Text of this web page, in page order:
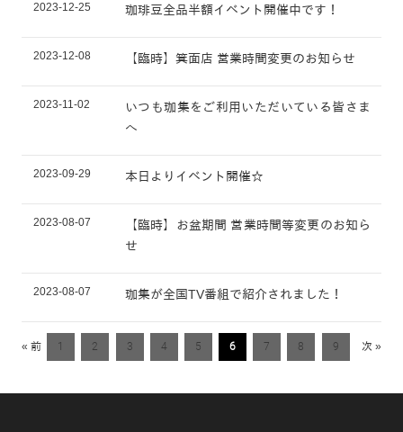
2023-12-25 珈琲豆全品半額イベント開催中です！
2023-12-08 【臨時】箕面店 営業時間変更のお知らせ
2023-11-02
いつも珈集をご利用いただいている皆さま
へ
2023-09-29 本日よりイベント開催☆
2023-08-07
【臨時】お盆期間 営業時間等変更のお知ら
せ
2023-08-07 珈集が全国TV番組で紹介されました！
« 前 1 2 3 4 5 6 7 8 9 次 »